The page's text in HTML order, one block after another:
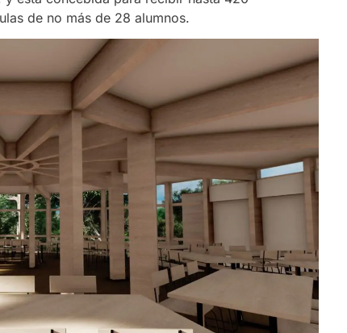
de no más de 28 alumnos.